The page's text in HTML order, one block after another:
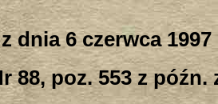
dnia 6 czerwca
88, poz. 553 z późn.